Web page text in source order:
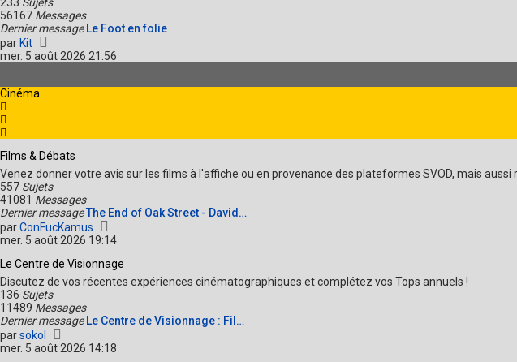
56167 Messages
Dernier message Le Foot en folie
par Kit
o
i
n
i
e
r
m
e
s
s
a
e
mer. 5 août 2026 21:56
Cinéma
Films & Débats
Venez donner votre avis sur les films à l'affiche ou en provenance des plateformes SVOD, mais
557 Sujets
41081 Messages
Dernier messageThe End of Oak Street - David…
parConFucKamus
o
r
l
e
e
r
n
i
mer. 5 août 2026 19:14
Le Centre de Visionnage
Discutez de vos récentes expériences cinématographiques et complétez vos Tops annuels !
136 Sujets
11489 Messages
Dernier message Le Centre de Visionnage : Fil…
parsokol
o
mer. 5 août 2026 14:18